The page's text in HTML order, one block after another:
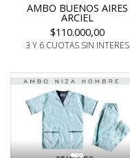
AMBO BUENOS AIRES
ARCIEL
$110.000,00
3 Y 6 CUOTAS SIN INTERES